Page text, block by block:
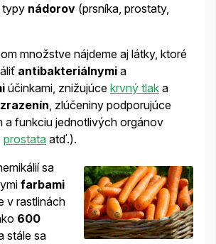
typy nádorov (prsníka, prostaty,
množstve nájdeme aj látky, ktoré
antibakteriálnymi a
účinkami, znižujúce krvný tlak a
, zlúčeniny podporujúce
a funkciu jednotlivých orgánov
prostata atď.).
sa
farbami
v rastlinách
600
stále sa